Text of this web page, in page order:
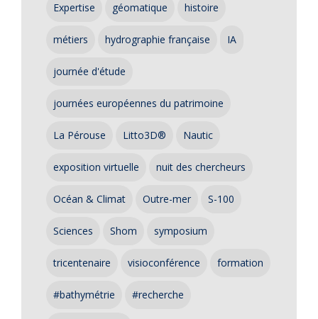
Expertise géomatique histoire
métiers hydrographie française IA
journée d'étude
journées européennes du patrimoine
La Pérouse Litto3D® Nautic
exposition virtuelle nuit des chercheurs
Océan & Climat Outre-mer S-100
Sciences Shom symposium
tricentenaire visioconférence formation
#bathymétrie #recherche